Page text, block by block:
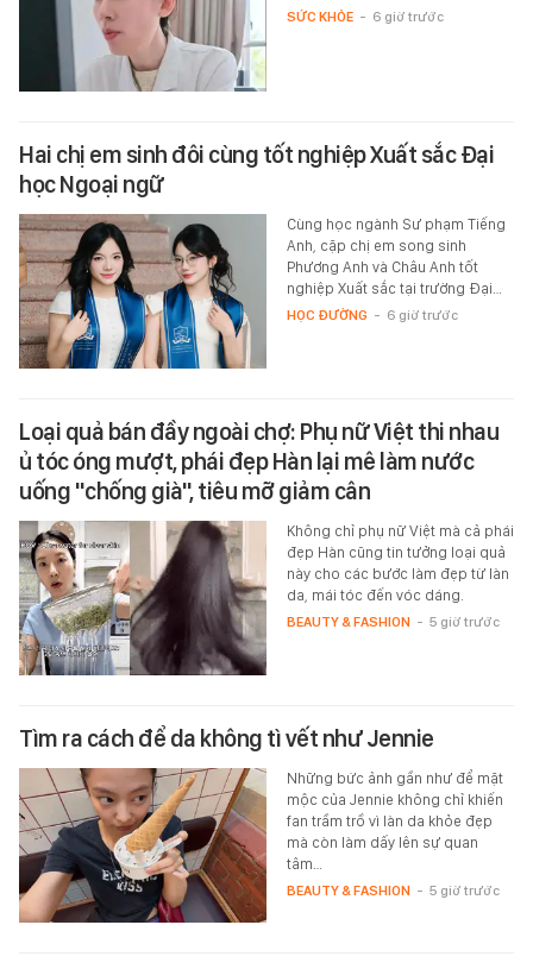
SỨC KHỎE - 6 giờ trước
Hai chị em sinh đôi cùng tốt nghiệp Xuất sắc Đại
học Ngoại ngữ
Cùng học ngành Sư phạm Tiếng
Anh, cặp chị em song sinh
Phương Anh và Châu Anh tốt
nghiệp Xuất sắc tại trường Đại…
HỌC ĐƯỜNG - 6 giờ trước
Loại quả bán đầy ngoài chợ: Phụ nữ Việt thi nhau
ủ tóc óng mượt, phái đẹp Hàn lại mê làm nước
uống "chống già", tiêu mỡ giảm cân
Không chỉ phụ nữ Việt mà cả phái
đẹp Hàn cũng tin tưởng loại quả
này cho các bước làm đẹp từ làn
da, mái tóc đến vóc dáng.
BEAUTY & FASHION - 5 giờ trước
Tìm ra cách để da không tì vết như Jennie
Những bức ảnh gần như để mặt
mộc của Jennie không chỉ khiến
fan trầm trồ vì làn da khỏe đẹp
mà còn làm dấy lên sự quan
tâm…
BEAUTY & FASHION - 5 giờ trước